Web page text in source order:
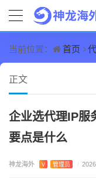
当前位置： 首页
正文
企业选代理IP服
要点是什么
神龙海外 V 管理员 /